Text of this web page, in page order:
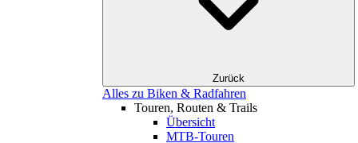
Zurück
Alles zu Biken & Radfahren
Touren, Routen & Trails
Übersicht
MTB-Touren